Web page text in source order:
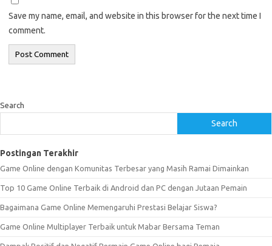
Save my name, email, and website in this browser for the next time I
comment.
Search
Search
Postingan Terakhir
Game Online dengan Komunitas Terbesar yang Masih Ramai Dimainkan
Top 10 Game Online Terbaik di Android dan PC dengan Jutaan Pemain
Bagaimana Game Online Memengaruhi Prestasi Belajar Siswa?
Game Online Multiplayer Terbaik untuk Mabar Bersama Teman